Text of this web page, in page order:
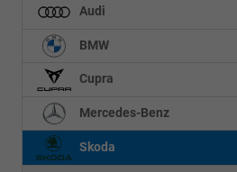
Audi
BMW
Cupra
Mercedes-Benz
Skoda